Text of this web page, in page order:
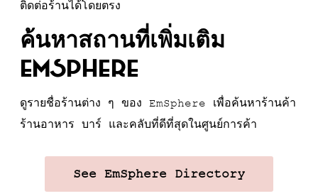
ติดต่อร้านได้โดยตรง
ค้นหาสถานที่เพิ่มเติม
EmSphere
ดูรายชื่อร้านต่าง ๆ ของ EmSphere เพื่อค้นหาร้านค้า
ร้านอาหาร บาร์ และคลับที่ดีที่สุดในศูนย์การค้า
See EmSphere Directory